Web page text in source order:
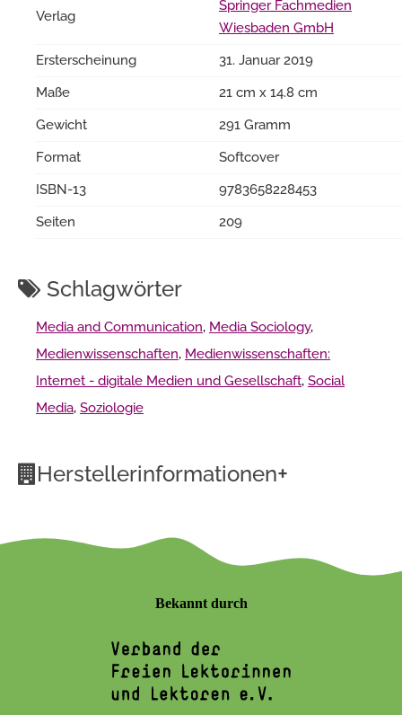
Verlag
Springer Fachmedien
Wiesbaden GmbH
Ersterscheinung
31. Januar 2019
Maße
21 cm x 14.8 cm
Gewicht
291 Gramm
Format
Softcover
ISBN-13
9783658228453
Seiten
209
Schlagwörter
Media and Communication, Media Sociology,
Medienwissenschaften, Medienwissenschaften:
Internet - digitale Medien und Gesellschaft, Social
Media, Soziologie
Herstellerinformationen+
Bekannt durch